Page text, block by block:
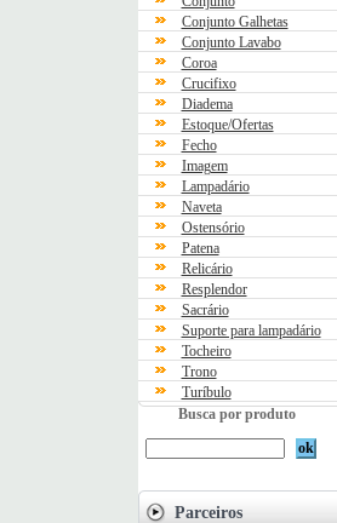
Conjunto Galhetas
Conjunto Lavabo
Coroa
Crucifixo
Diadema
Estoque/Ofertas
Fecho
Imagem
Lampadário
Naveta
Ostensório
Patena
Relicário
Resplendor
Sacrário
Suporte para lampadário
Tocheiro
Trono
Turíbulo
Busca por produto
Parceiros